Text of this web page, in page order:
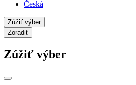
Česká
Zúžiť výber
Zoradiť
Zúžiť výber